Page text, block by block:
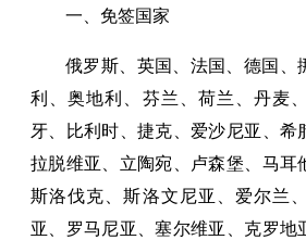
一、免签国家
俄罗斯、英国、法国、德国、
利、奥地利、芬兰、荷兰、丹麦
牙、比利时、捷克、爱沙尼亚、希
拉脱维亚、立陶宛、卢森堡、马耳
斯洛伐克、斯洛文尼亚、爱尔兰
亚、罗马尼亚、塞尔维亚、克罗地